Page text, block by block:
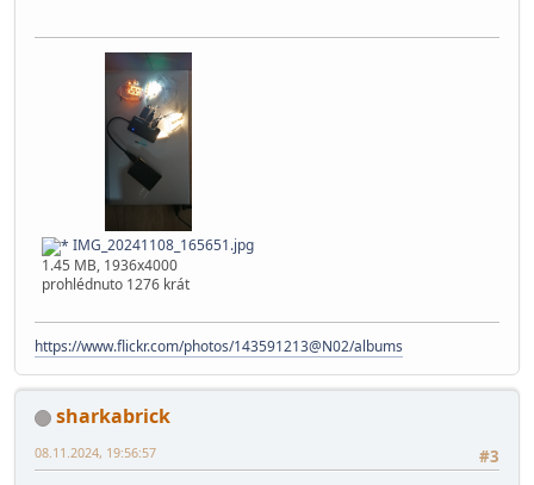
IMG_20241108_165651.jpg
1.45 MB, 1936x4000
prohlédnuto 1276 krát
https://www.flickr.com/photos/143591213@N02/albums
sharkabrick
#3
08.11.2024, 19:56:57